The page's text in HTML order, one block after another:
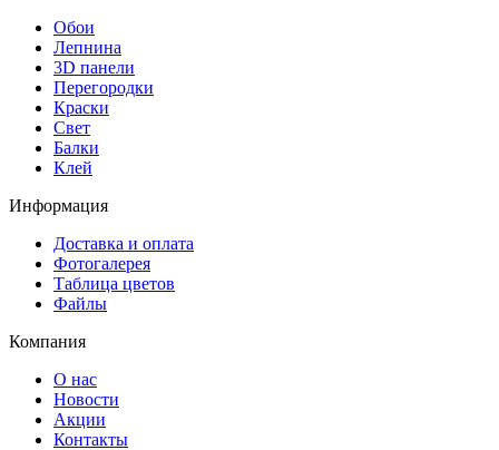
Обои
Лепнина
3D панели
Перегородки
Краски
Свет
Балки
Клей
Информация
Доставка и оплата
Фотогалерея
Таблица цветов
Файлы
Компания
О нас
Новости
Акции
Контакты